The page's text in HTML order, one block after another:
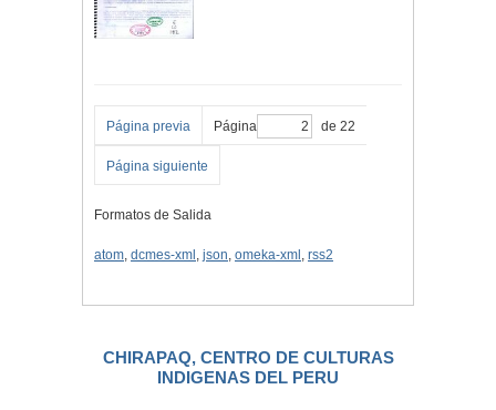
Página previa Página de 22
Página siguiente
Formatos de Salida
atom, dcmes-xml , json, omeka-xml , rss2
CHIRAPAQ, CENTRO DE CULTURAS
INDIGENAS DEL PERU